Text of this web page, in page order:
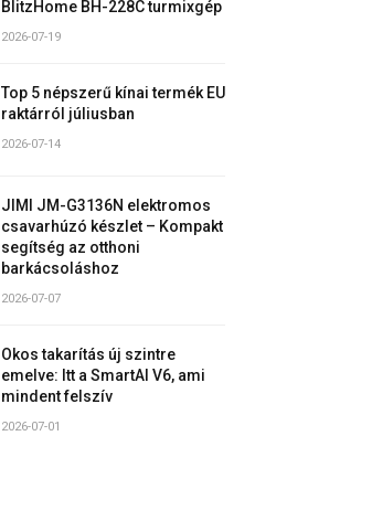
BlitzHome BH-228C turmixgép
2026-07-19
Top 5 népszerű kínai termék EU
raktárról júliusban
2026-07-14
JIMI JM-G3136N elektromos
csavarhúzó készlet – Kompakt
segítség az otthoni
barkácsoláshoz
2026-07-07
Okos takarítás új szintre
emelve: Itt a SmartAI V6, ami
mindent felszív
2026-07-01